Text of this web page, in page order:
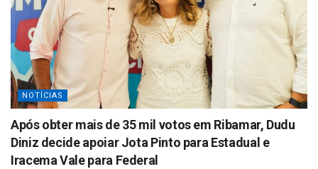
NOTÍCIAS
Após obter mais de 35 mil votos em Ribamar, Dudu
Diniz decide apoiar Jota Pinto para Estadual e
Iracema Vale para Federal